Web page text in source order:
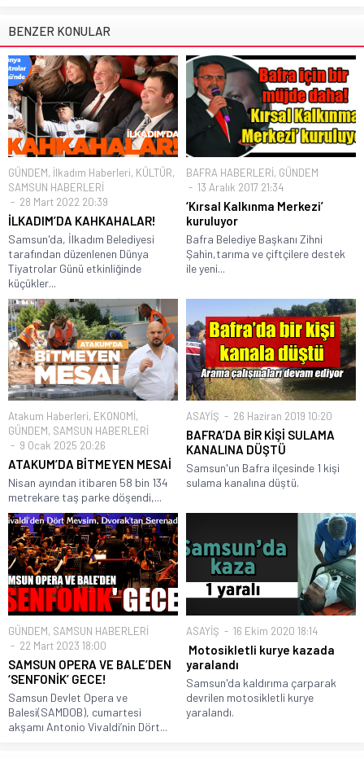
BENZER KONULAR
GÜNDEM, İlkadım Haberleri, KÜLTÜR,
SAMSUN HABERLERİ
28 Mart 2022 20:39
İLKADIM’DA KAHKAHALAR!
Samsun'da, İlkadım Belediyesi
tarafından düzenlenen Dünya
Tiyatrolar Günü etkinliğinde
küçükler...
BAFRA HABERLERİ, GÜNDEM
13 Aralık 2017 21:34
‘Kırsal Kalkınma Merkezi’
kuruluyor
Bafra Belediye Başkanı Zihni
Şahin,tarıma ve çiftçilere destek
ile yeni...
Atakum Haberleri, EKONOMİ,
GÜNDEM, SAMSUN HABERLERİ
9 Ocak 2025 20:26
ATAKUM’DA BİTMEYEN MESAİ
Nisan ayından itibaren 58 bin 134
metrekare taş parke döşendi,...
ASAYİŞ 26 Haziran 2019 10:20
BAFRA’DA BİR KİŞİ SULAMA
KANALINA DÜŞTÜ
Samsun'un Bafra ilçesinde 1 kişi
sulama kanalına düştü.
GÜNDEM, SAMSUN HABERLERİ
22 Mart 2023 18:00
SAMSUN OPERA VE BALE’DEN
‘SENFONİK’ GECE!
Samsun Devlet Opera ve
Balesi(SAMDOB), cumartesi
akşamı Antonio Vivaldi’nin Dört...
ASAYİŞ 16 Ekim 2020 18:14
Motosikletli kurye kazada
yaralandı
Samsun'da kaldırıma çarparak
devrilen motosikletli kurye
yaralandı.